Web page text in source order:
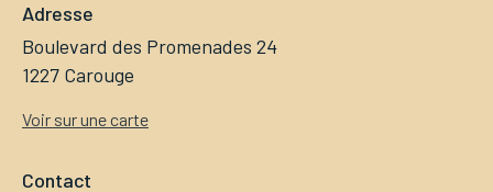
Adresse
Boulevard des Promenades 24
1227 Carouge
Voir sur une carte
Contact